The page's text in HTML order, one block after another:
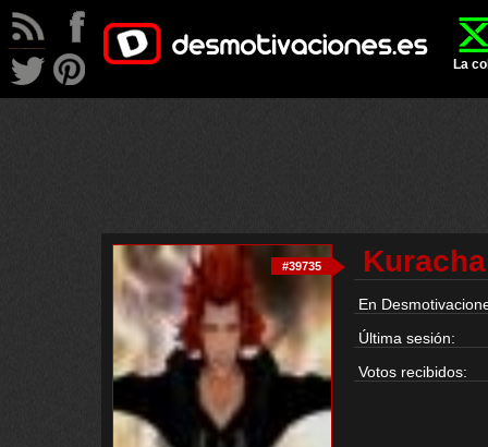
La
#39735 Kuracha
En
Última sesión:
Votos recibidos: